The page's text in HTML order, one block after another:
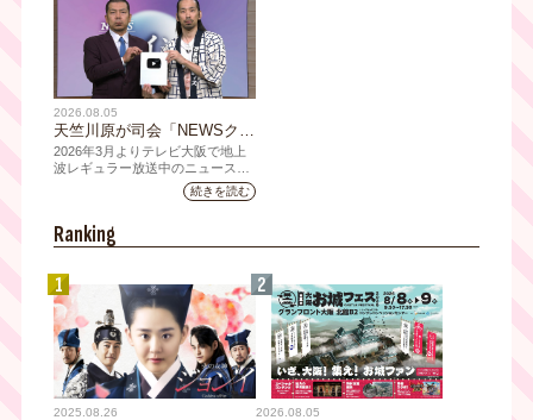
2026.08.05
天竺川原が司会「NEWSクラ
イシス」チャンネル登録者数
10万人突破！テレビ大阪の番
組史上最速記録を更新
2026年3月よりテレビ大阪で地上
波レギュラー放送中のニュース番
組「NEWSクライシス」が、この
たび2026年7月12日(日)に、
人を達成しました。
続きを読む
Ranking
1
2025.08.26
2
2026.08.05